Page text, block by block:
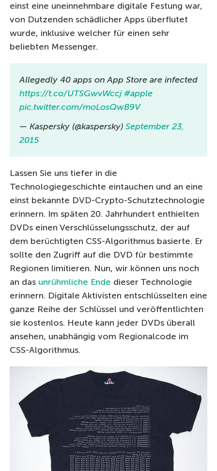
einst eine uneinnehmbare digitale Festung war,
von Dutzenden schädlicher Apps überflutet
wurde, inklusive welcher für einen sehr
beliebten Messenger.
Allegedly 40 apps on App Store are infected
https://t.co/UTSGwvWccj #apple
pic.twitter.com/moLosQwB9V
— Kaspersky (@kaspersky) September 23,
2015
Lassen Sie uns tiefer in die
Technologiegeschichte eintauchen und an eine
einst bekannte DVD-Crypto-Schutztechnologie
erinnern. Im späten 20. Jahrhundert enthielten
DVDs einen Verschlüsselungsschutz, der auf
dem berüchtigten CSS-Algorithmus basierte. Er
sollte den Zugriff auf die DVD für bestimmte
Regionen limitieren. Nun, wir können uns noch
an das unrühmliche Ende dieser Technologie
erinnern. Digitale Aktivisten entschlüsselten eine
ganze Reihe der Schlüssel und veröffentlichten
sie kostenlos. Heute kann jeder DVDs überall
ansehen, unabhängig vom Regionalcode im
CSS-Algorithmus.